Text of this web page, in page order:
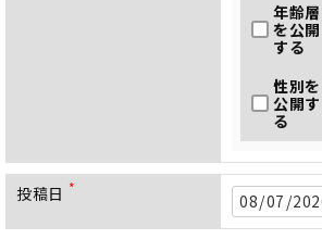
年齢層
を公開
する
性別を
公開す
る
投稿日